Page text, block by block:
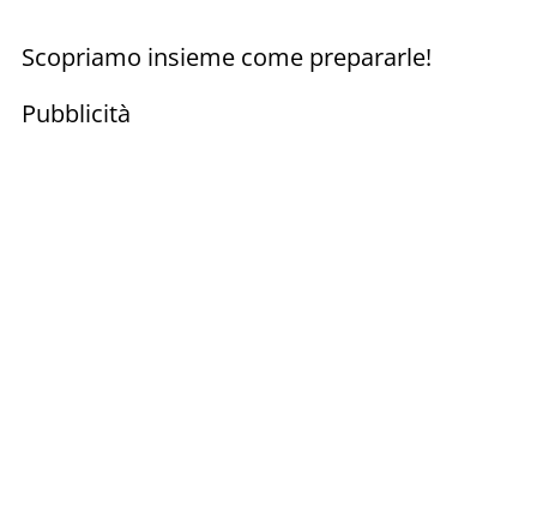
Scopriamo insieme come prepararle!
Pubblicità